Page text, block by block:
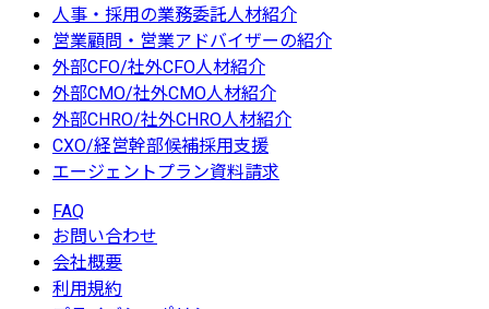
人事・採用の業務委託人材紹介
営業顧問・営業アドバイザーの紹介
外部CFO/社外CFO人材紹介
外部CMO/社外CMO人材紹介
外部CHRO/社外CHRO人材紹介
CXO/経営幹部候補採用支援
エージェントプラン資料請求
FAQ
お問い合わせ
会社概要
利用規約